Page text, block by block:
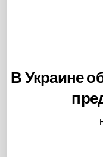
В Украине